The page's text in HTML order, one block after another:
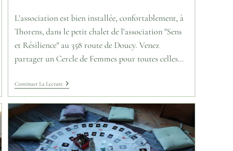
L'association est bien installée, confortablement, à
Thorens, dans le petit chalet de l'association "Sens
et Résilience" au 358 route de Doucy. Venez
partager un Cercle de Femmes pour toutes celles…
Continuer La Lecture